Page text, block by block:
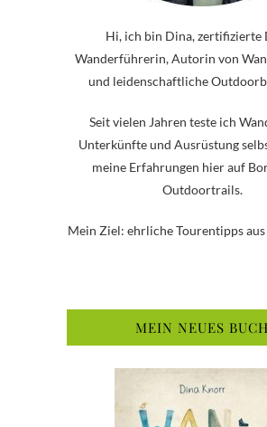
Hi, ich bin Dina, zertifizierte
Wanderführerin, Autorin von
und leidenschaftliche
Seit vielen Jahren teste ich
Unterkünfte und Ausrüstung
meine Erfahrungen hier auf
Outdoortrails.
Mein Ziel: ehrliche Tourentipps
MEIN NEUES BUCH